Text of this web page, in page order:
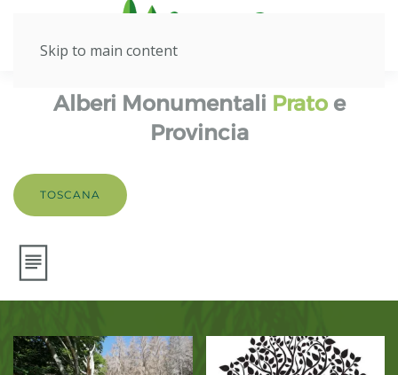
Skip to main content
Alberi Monumentali Pratoe
Provincia
TOSCANA